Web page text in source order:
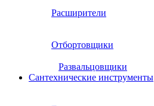
Расширители
Отбортовщики
Развальцовщики
Сантехнические инcтрументы